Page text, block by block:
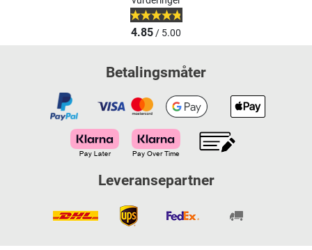
4.85/ 5.00
Betalingsmåter
Leveransepartner